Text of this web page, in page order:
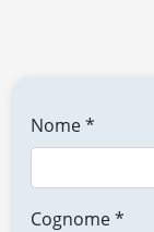
Nome *
Cognome *